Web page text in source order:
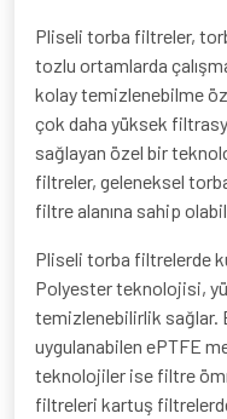
Pliseli torba filtreler,
tozlu ortamlarda
kolay temizlenebilme
çok daha yüksek
sağlayan özel bir
filtreler, geleneksel
filtre alanına sahip
Pliseli torba filtrelerde
Polyester teknolojisi,
temizlenebilirlik sağlar.
uygulanabilen ePTFE
teknolojiler ise filtre
filtreleri kartuş